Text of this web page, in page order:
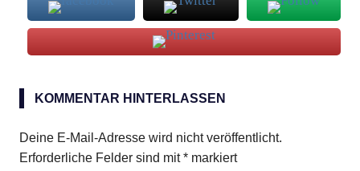
Classic
KOMMENTAR HINTERLASSEN
Deine E-Mail-Adresse wird nicht veröffentlicht.
Erforderliche Felder sind mit* markiert